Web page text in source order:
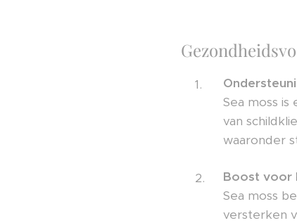
Sea moss
van
waaronder
Boost voor
Sea moss
versterken